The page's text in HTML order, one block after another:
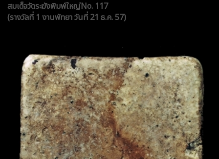
สมเด็จวัดระฆังพิมพ์ใหญ่No. 117
(รางวัลที่ 1 งานพัทยา วันที่ 21 ธ.ค. 57)